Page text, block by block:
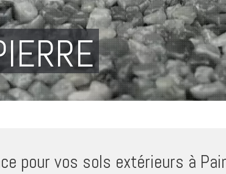
pour vos sols extérieurs à